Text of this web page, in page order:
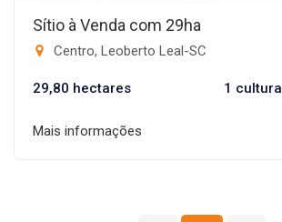
Sítio à Venda com 29ha
Centro, Leoberto Leal-SC
29,80 hectares 1 cultura
Mais informações